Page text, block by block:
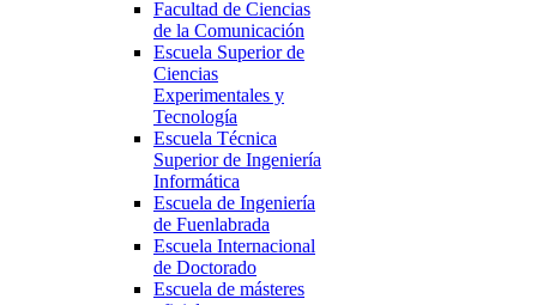
Facultad de Ciencias
de la Comunicación
Escuela Superior de
Ciencias
Experimentales y
Tecnología
Escuela Técnica
Superior de Ingeniería
Informática
Escuela de Ingeniería
de Fuenlabrada
Escuela Internacional
de Doctorado
Escuela de másteres